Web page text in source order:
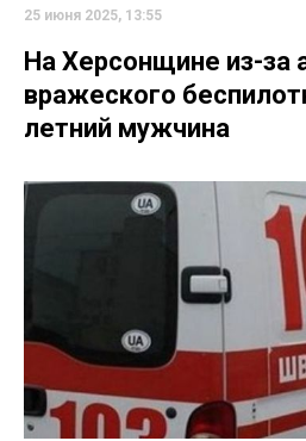
25 июня 2025, 13:55
На Херсонщине из-за
вражеского
летний мужчина